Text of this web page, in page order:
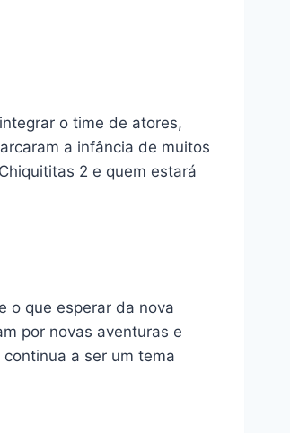
o time de atores,
a infância de muitos
2 e quem estará
o que esperar da nova
por novas aventuras e
a ser um tema